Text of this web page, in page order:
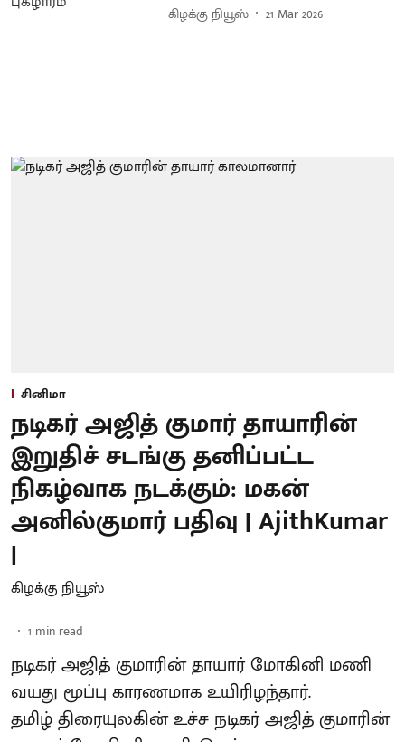
கிழக்கு நியூஸ் 21 Mar 2026
சினிமா
நடிகர் அஜித் குமார் தாயாரின்
இறுதிச் சடங்கு தனிப்பட்ட
நிகழ்வாக நடக்கும்: மகன்
அனில்குமார் பதிவு | AjithKumar
|
கிழக்கு நியூஸ்
1 min read
நடிகர் அஜித் குமாரின் தாயார் மோகினி மணி
வயது மூப்பு காரணமாக உயிரிழந்தார்.
தமிழ் திரையுலகின் உச்ச நடிகர் அஜித் குமாரின்